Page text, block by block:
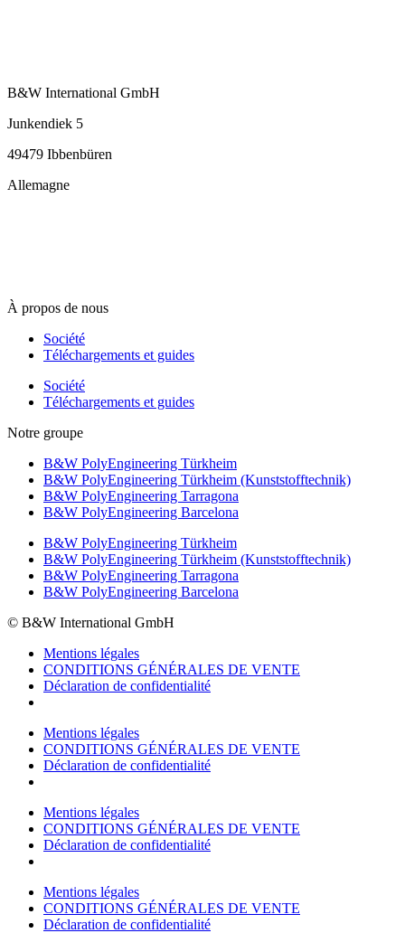
B&W International GmbH
Junkendiek 5
49479 Ibbenbüren
Allemagne
À propos de nous
Société
Téléchargements et guides
Société
Téléchargements et guides
Notre groupe
B&W PolyEngineering Türkheim
B&W PolyEngineering Türkheim (Kunststofftechnik)
B&W PolyEngineering Tarragona
B&W PolyEngineering Barcelona
B&W PolyEngineering Türkheim
B&W PolyEngineering Türkheim (Kunststofftechnik)
B&W PolyEngineering Tarragona
B&W PolyEngineering Barcelona
© B&W International GmbH
Mentions légales
CONDITIONS GÉNÉRALES DE VENTE
Déclaration de confidentialité
Mentions légales
CONDITIONS GÉNÉRALES DE VENTE
Déclaration de confidentialité
Mentions légales
CONDITIONS GÉNÉRALES DE VENTE
Déclaration de confidentialité
Mentions légales
CONDITIONS GÉNÉRALES DE VENTE
Déclaration de confidentialité